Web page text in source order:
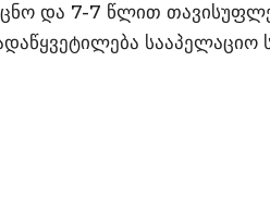
და 7-7 წლით
სააპელაციო